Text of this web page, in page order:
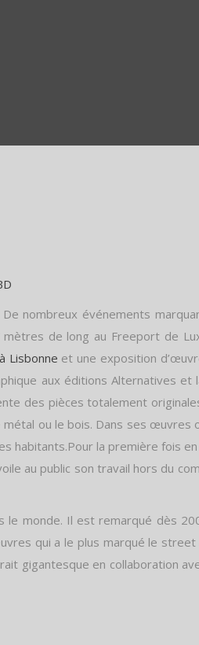
De nombreux événements
de long au Freeport de
Lisbonne et une exposition
aux éditions Alternatives
des pièces totalement
ou le bois. Dans ses œuvres
habitants.Pour la première fois
au public son travail hors du
monde. Il est remarqué dès
qui a le plus marqué le
gigantesque en collaboration